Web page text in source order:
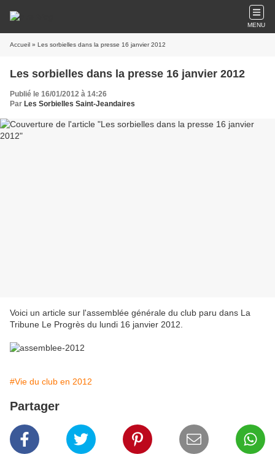
MENU
Accueil » Les sorbielles dans la presse 16 janvier 2012
Les sorbielles dans la presse 16 janvier 2012
Publié le 16/01/2012 à 14:26
Par Les Sorbielles Saint-Jeandaires
Voici un article sur l'assemblée générale du club paru dans La
Tribune Le Progrès du lundi 16 janvier 2012.
#Vie du club en 2012
Partager